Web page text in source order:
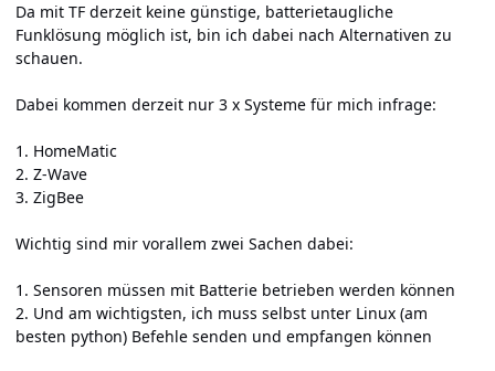
Da mit TF derzeit keine günstige, batterietaugliche
Funklösung möglich ist, bin ich dabei nach Alternativen zu
schauen.
Dabei kommen derzeit nur 3 x Systeme für mich infrage:
1. HomeMatic
2. Z-Wave
3. ZigBee
Wichtig sind mir vorallem zwei Sachen dabei:
1. Sensoren müssen mit Batterie betrieben werden können
2. Und am wichtigsten, ich muss selbst unter Linux (am
besten python) Befehle senden und empfangen können